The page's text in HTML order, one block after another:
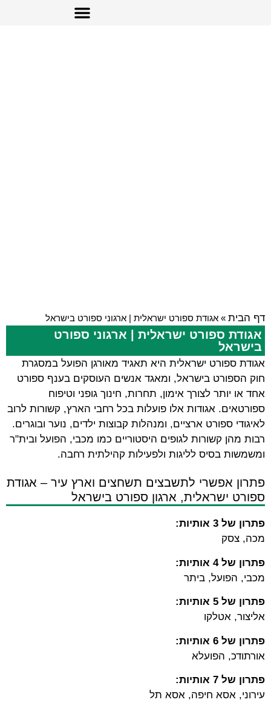
דף הבית » אגודת ספורט ישראלית | ארגוני ספורט בישראל
אגודת ספורט ישראלית | ארגוני ספורט
בישראל
אגודת ספורט ישראלית היא תאגיד מאורגן הפועל במסגרת
חוק הספורט בישראל, ומאגד אנשים העוסקים בענף ספורט
אחד או יותר לצורך אימון, תחרות, חינוך גופני וטיפוח
ספורטאים. אגודות אלו פועלות בכל רחבי הארץ, קשורות לרוב
לאיגודי ספורט ארציים, ומנהלות קבוצות ילדים, נוער ובוגרים.
רבות מהן קשורות לגופים היסטוריים כמו מכבי, הפועל ובית"ר
ומשמשות בסיס לליגות ולפעילות קהילתית רחבה.
פתרון אפשרי לתשבצים תשחצים וארץ עיר – אגודת
ספורט ישראלית, ארגון ספורט בישראל
פתרון של 3 אותיות:
מכה, צסק
פתרון של 4 אותיות:
מכבי, הפועל, ביתר
פתרון של 5 אותיות:
אליצור, אטלקו
פתרון של 6 אותיות:
אורתודכ, הפועלא
פתרון של 7 אותיות:
עירוני, אסא חיפה, אסא תל